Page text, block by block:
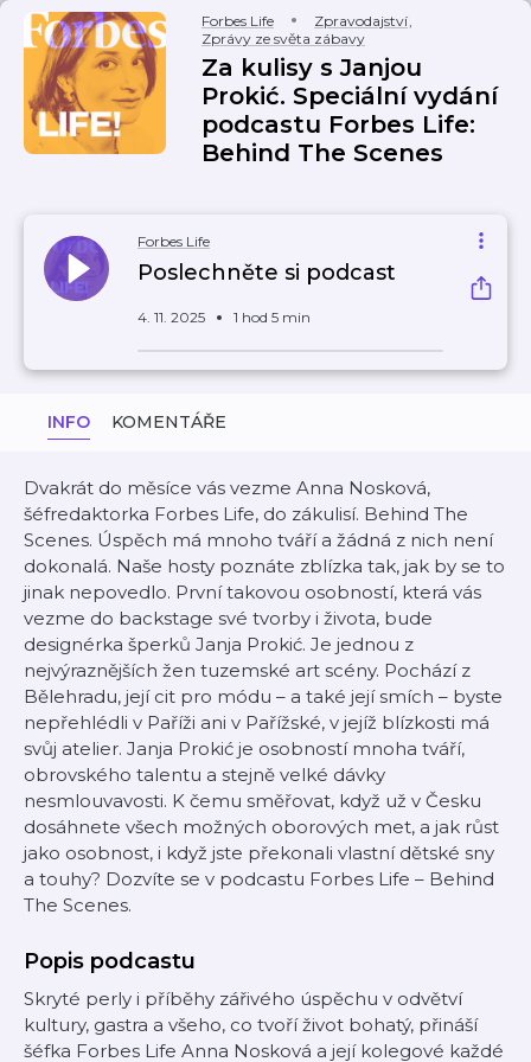
Forbes Life Zpravodajství,
Zprávy ze světa zábavy
Za kulisy s Janjou
Prokić. Speciální vydání
podcastu Forbes Life:
Behind The Scenes
Forbes Life
Poslechněte si podcast
4. 11. 2025 1 hod 5 min
INFO KOMENTÁŘE
Dvakrát do měsíce vás vezme Anna Nosková,
šéfredaktorka Forbes Life, do zákulisí. Behind The
Scenes. Úspěch má mnoho tváří a žádná z nich není
dokonalá. Naše hosty poznáte zblízka tak, jak by se to
jinak nepovedlo. První takovou osobností, která vás
vezme do backstage své tvorby i života, bude
designérka šperků Janja Prokić. Je jednou z
nejvýraznějších žen tuzemské art scény. Pochází z
Bělehradu, její cit pro módu –⁠⁠⁠⁠⁠⁠ a také její smích –⁠⁠⁠⁠⁠⁠ byste
nepřehlédli v Paříži ani v Pařížské, v jejíž blízkosti má
svůj atelier. Janja Prokić je osobností mnoha tváří,
obrovského talentu a stejně velké dávky
nesmlouvavosti. K čemu směřovat, když už v Česku
dosáhnete všech možných oborových met, a jak růst
jako osobnost, i když jste překonali vlastní dětské sny
a touhy? Dozvíte se v podcastu Forbes Life –⁠⁠⁠⁠⁠⁠ Behind
The Scenes.
Popis podcastu
Skryté perly i příběhy zářivého úspěchu v odvětví
kultury, gastra a všeho, co tvoří život bohatý, přináší
šéfka Forbes Life Anna Nosková a její kolegové každé